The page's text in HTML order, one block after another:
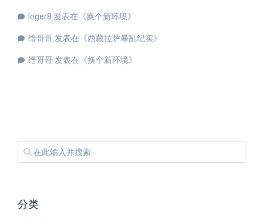
loger8 发表在《换个新环境》
缙哥哥 发表在《西藏拉萨暴乱纪实》
缙哥哥 发表在《换个新环境》
分类